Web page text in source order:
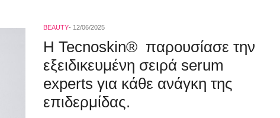
BEAUTY 12/06/2025
Η Tecnoskin® παρουσίασε την
εξειδικευμένη σειρά serum
experts για κάθε ανάγκη της
επιδερμίδας.